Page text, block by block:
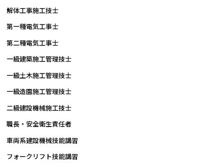
解体工事施工技士
第一種電気工事士
第二種電気工事士
一級建築施工管理技士
一級土木施工管理技士
一級造園施工管理技士
二級建設機械施工技士
職長・安全衛生責任者
車両系建設機械技能講習
フォークリフト技能講習